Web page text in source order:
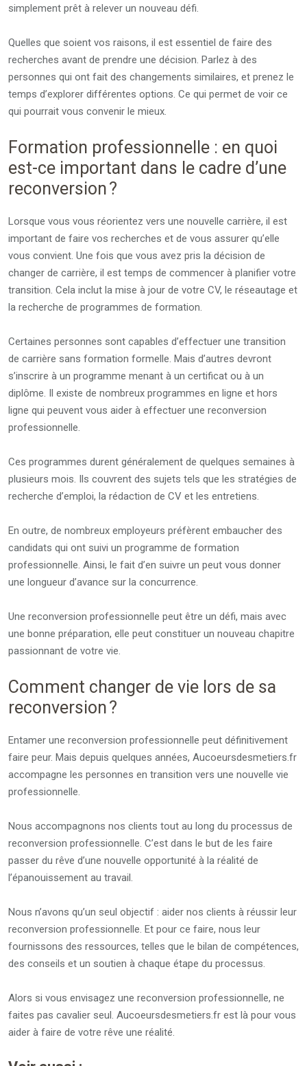
simplement prêt à relever un nouveau défi.
Quelles que soient vos raisons, il est essentiel de faire des
recherches avant de prendre une décision. Parlez à des
personnes qui ont fait des changements similaires, et prenez le
temps d’explorer différentes options. Ce qui permet de voir ce
qui pourrait vous convenir le mieux.
Formation professionnelle : en quoi
est-ce important dans le cadre d’une
reconversion ?
Lorsque vous vous réorientez vers une nouvelle carrière, il est
important de faire vos recherches et de vous assurer qu’elle
vous convient. Une fois que vous avez pris la décision de
changer de carrière, il est temps de commencer à planifier votre
transition. Cela inclut la mise à jour de votre CV, le réseautage et
la recherche de programmes de formation.
Certaines personnes sont capables d’effectuer une transition
de carrière sans formation formelle. Mais d’autres devront
s’inscrire à un programme menant à un certificat ou à un
diplôme. Il existe de nombreux programmes en ligne et hors
ligne qui peuvent vous aider à effectuer une reconversion
professionnelle.
Ces programmes durent généralement de quelques semaines à
plusieurs mois. Ils couvrent des sujets tels que les stratégies de
recherche d’emploi, la rédaction de CV et les entretiens.
En outre, de nombreux employeurs préfèrent embaucher des
candidats qui ont suivi un programme de formation
professionnelle. Ainsi, le fait d’en suivre un peut vous donner
une longueur d’avance sur la concurrence.
Une reconversion professionnelle peut être un défi, mais avec
une bonne préparation, elle peut constituer un nouveau chapitre
passionnant de votre vie.
Comment changer de vie lors de sa
reconversion ?
Entamer une reconversion professionnelle peut définitivement
faire peur. Mais depuis quelques années, Aucoeursdesmetiers.fr
accompagne les personnes en transition vers une nouvelle vie
professionnelle.
Nous accompagnons nos clients tout au long du processus de
reconversion professionnelle. C’est dans le but de les faire
passer du rêve d’une nouvelle opportunité à la réalité de
l’épanouissement au travail.
Nous n’avons qu’un seul objectif : aider nos clients à réussir leur
reconversion professionnelle. Et pour ce faire, nous leur
fournissons des ressources, telles que le bilan de compétences,
des conseils et un soutien à chaque étape du processus.
Alors si vous envisagez une reconversion professionnelle, ne
faites pas cavalier seul. Aucoeursdesmetiers.fr est là pour vous
aider à faire de votre rêve une réalité.